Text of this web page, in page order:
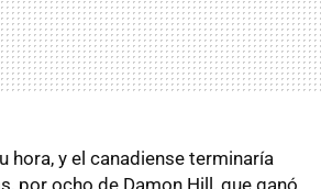
hora, y el canadiense terminaría